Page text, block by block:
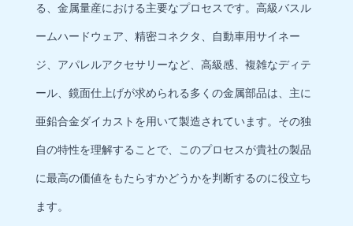
る、金属量産における主要なプロセスです。高級バスル
ームハードウェア、精密コネクタ、自動車用サイネー
ジ、アパレルアクセサリーなど、高級感、複雑なディテ
ール、鏡面仕上げが求められる多くの金属部品は、主に
亜鉛合金ダイカストを用いて製造されています。その独
自の特性を理解することで、このプロセスが貴社の製品
に最高の価値をもたらすかどうかを判断するのに役立ち
ます。